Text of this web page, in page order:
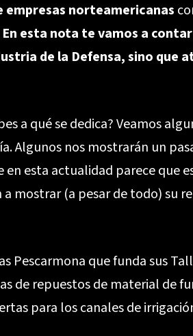
empresas norteamericanas
En esta nota te vamos a
de la Defensa, sino que
a qué se dedica? Veamos
Algunos nos mostrarán un
esta actualidad parece que
mostrar (a pesar de todo) su
Pescarmona que funda sus
de repuestos de material de
para los canales de